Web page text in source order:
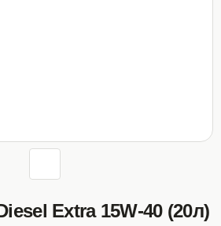
Extra 15W-40 (20л)